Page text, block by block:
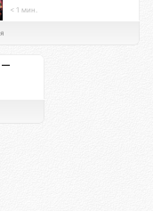
< 1 мин.
—